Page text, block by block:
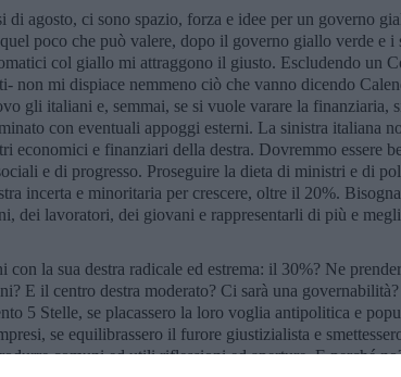
di agosto, ci sono spazio, forza e idee per un governo
poco che può valere, dopo il governo giallo verde e i
col giallo mi attraggono il giusto. Escludendo un
non mi dispiace nemmeno ciò che vanno dicendo
gli italiani e, semmai, se si vuole varare la finanziaria,
con eventuali appoggi esterni. La sinistra italiana
economici e finanziari della destra. Dovremmo essere
e di progresso. Proseguire la dieta di ministri e di
incerta e minoritaria per crescere, oltre il 20%.
dei lavoratori, dei giovani e rappresentarli di più e
con la sua destra radicale ed estrema: il 30%? Ne
E il centro destra moderato? Ci sarà una
5 Stelle, se placassero la loro voglia antipolitica e
se equilibrassero il furore giustizialista e
comuni ed utili riflessioni ed aperture. E perché